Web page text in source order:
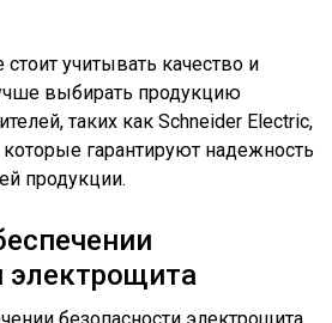
учитывать качество и
выбирать продукцию
таких как Schneider Electric,
гарантируют надежность
продукции.
электрощита